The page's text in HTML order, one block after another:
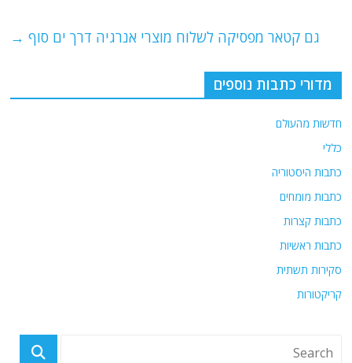
k
גם קטאר מפסיקה לשלוח מוצרי אנרגיה דרך ים סוף →
מדורי כתבות נוספים
חדשות מהעולם
כללי
כתבות היסטוריה
כתבות מומחים
כתבות קצרות
כתבות ראשיות
סקירות תשתית
קריקטורות